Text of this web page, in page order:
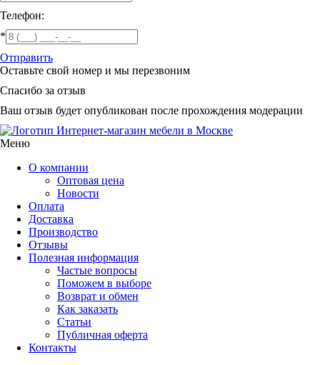
Телефон:
*
Отправить
Оставьте свой номер и мы перезвоним
Спасибо за отзыв
Ваш отзыв будет опубликован после прохождения модерации
Интернет-магазин мебели в Москве
Меню
О компании
Оптовая цена
Новости
Оплата
Доставка
Производство
Отзывы
Полезная информация
Частые вопросы
Поможем в выборе
Возврат и обмен
Как заказать
Статьи
Публичная оферта
Контакты